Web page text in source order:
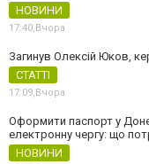
НОВИНИ
17:40,Вчора
Загинув Олексій Юков,
СТАТТІ
17:09,Вчора
Оформити паспорт у
електронну чергу: що
НОВИНИ